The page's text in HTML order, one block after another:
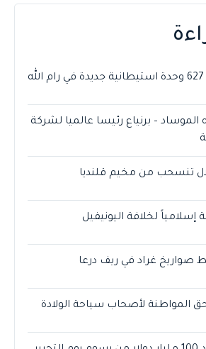
الموساد – برنياع رئيسا عالميا لشركة
تنسحب من مخيم قلنديا
لخلافة اليونيفيل
صواريخ غراد في ريف درعا
المواطنة لأصحاب سياحة الولادة